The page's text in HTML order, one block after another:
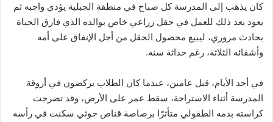
كان يذهب إلى المدرسة كل صباح في منطقة الجبلية يؤدي واجبه ثم
يعود بعد ذلك للعمل في حقل زراعي خاص بوالده الذي فارق الحياة
بحادث مروري، ليبيع محصول الحقل من أجل الإنفاق على أمه
وأشقائه الثلاثة، رغم حداثة سنه.
في أحد الأيام، قبل عامين، عندما كان الطلاب يركضون في أروقة
المدرسة أثناء الاستراحة، سقط عمر على الأرض، وقد تضرجت
كراسته بدمه الطفولي متأثرًا برصاصة قناص حوثي سكنت في رأسه